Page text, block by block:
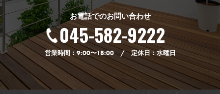
お電話でのお問い合わせ
045-582-9222
営業時間：9:00〜18:00 / 定休日：水曜日